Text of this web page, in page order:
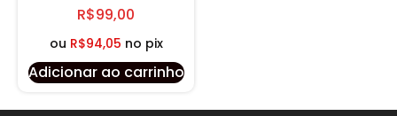
R$99,00
ou R$94,05 no pix
Adicionar ao carrinho